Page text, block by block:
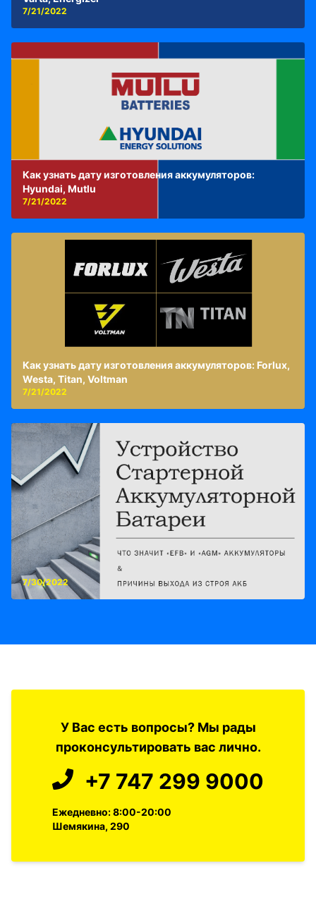
7/21/2022
Как узнать дату изготовления аккумуляторов:
Hyundai, Mutlu
7/21/2022
Как узнать дату изготовления аккумуляторов: Forlux,
Westa, Titan, Voltman
7/21/2022
7/30/2022
У Вас есть вопросы? Мы рады
проконсультировать вас лично.
+7 747 299 9000
Ежедневно: 8:00-20:00
Шемякина, 290